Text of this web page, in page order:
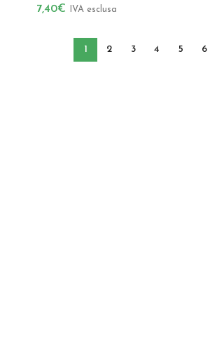
7,40€ IVA esclusa
1 2 3 4 5 6